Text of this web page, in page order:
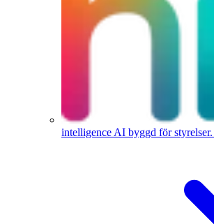
intelligence AI byggd för styrelser.